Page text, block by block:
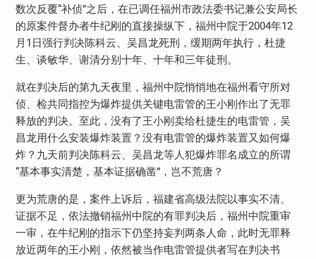
数次反覆“补侦”之后，在已调任福州市政法委书记兼公安局长
的原案件督办者牛纪刚的直接操纵下，福州中院于2004年12
月1日强行判决陈科云、吴昌龙死刑，缓期两年执行，杜捷
生、谈敏华、谢清分别十年、十年和三年徒刑。
就在判决后的第九天夜里，福州中院悄悄地在福州看守所对
侦、检共同指控为爆炸提供关键电雷管的王小刚作出了无罪
释放的判决。至此，没有了王小刚卖给杜捷生的电雷管，吴
昌龙用什么安装爆炸装置？没有电雷管的爆炸装置又如何爆
炸？九天前判决陈科云、吴昌龙等人犯爆炸罪名成立的所谓
“基本事实清楚，基本证据确凿”，岂不荒唐？
更为荒唐的是，案件上诉后，福建省高级法院以事实不清、
证据不足，依法撤销福州中院的有罪判决后，福州中院重审
一审，在牛纪刚的指示下仍坚持妄判两条人命，此时无罪释
放近两年的王小刚，依然被当作电雷管提供者写在判决书